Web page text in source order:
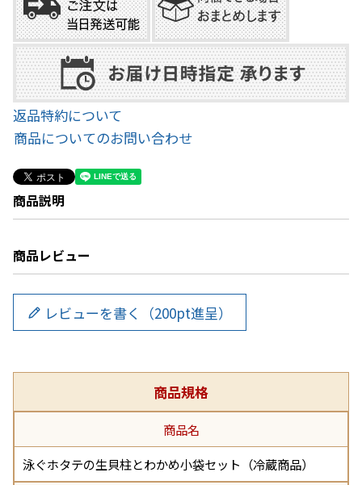
返品特約について
商品についてのお問い合わせ
商品説明
商品レビュー
レビューを書く（200pt進呈）
商品規格
商品名
泳ぐホタテの生貝柱とわかめ小袋セット（冷蔵商品）